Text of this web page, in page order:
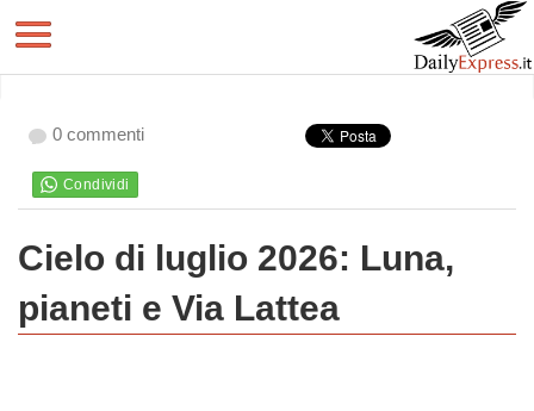
0 commenti
Cielo di luglio 2026: Luna,
pianeti e Via Lattea